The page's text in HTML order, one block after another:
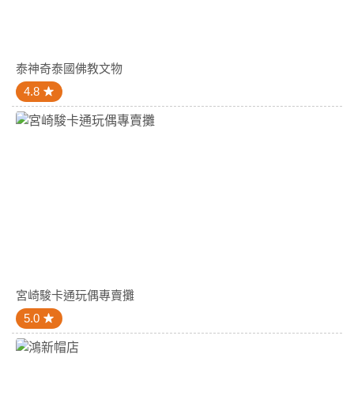
泰神奇泰國佛教文物
4.8
宮崎駿卡通玩偶專賣攤
5.0